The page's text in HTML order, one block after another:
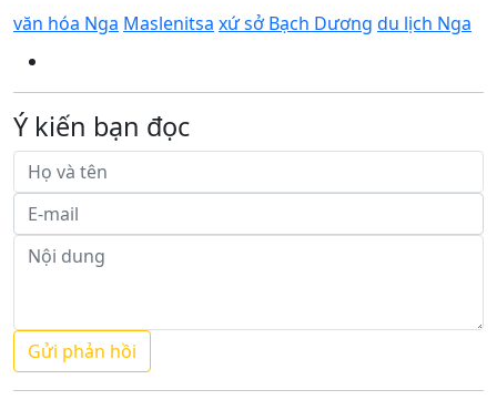
văn hóa Nga Maslenitsa xứ sở Bạch Dương du lịch Nga
Ý kiến bạn đọc